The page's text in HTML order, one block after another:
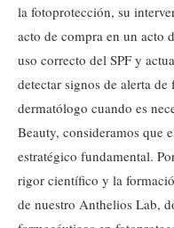
la fotoprotección, su
acto de compra en un acto
uso correcto del SPF y
detectar signos de alerta
dermatólogo cuando es
Beauty, consideramos que
estratégico fundamental.
rigor científico y la
de nuestro Anthelios Lab,